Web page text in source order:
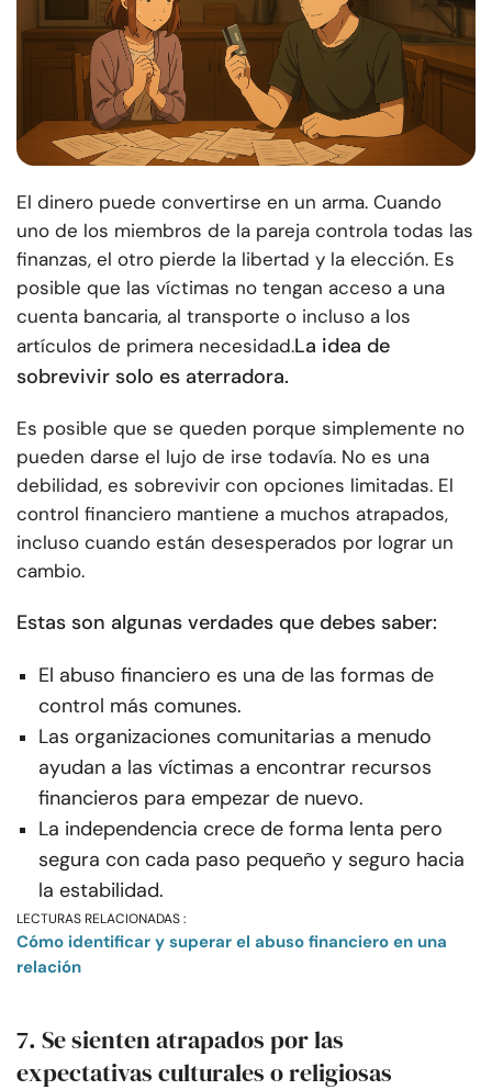
El dinero puede convertirse en un arma. Cuando
uno de los miembros de la pareja controla todas las
finanzas, el otro pierde la libertad y la elección. Es
posible que las víctimas no tengan acceso a una
cuenta bancaria, al transporte o incluso a los
artículos de primera necesidad.La idea de
sobrevivir solo es aterradora.
Es posible que se queden porque simplemente no
pueden darse el lujo de irse todavía. No es una
debilidad, es sobrevivir con opciones limitadas. El
control financiero mantiene a muchos atrapados,
incluso cuando están desesperados por lograr un
cambio.
Estas son algunas verdades que debes saber:
El abuso financiero es una de las formas de
control más comunes.
Las organizaciones comunitarias a menudo
ayudan a las víctimas a encontrar recursos
financieros para empezar de nuevo.
La independencia crece de forma lenta pero
segura con cada paso pequeño y seguro hacia
la estabilidad.
LECTURAS RELACIONADAS :
Cómo identificar y superar el abuso financiero en una
relación
7. Se sienten atrapados por las
expectativas culturales o religiosas